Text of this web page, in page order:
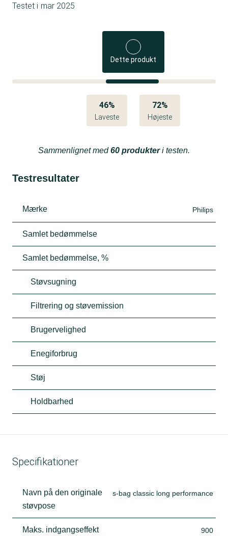
Testet i mar 2025
Dette produkt
46%
Laveste
72%
Højeste
Sammenlignet med60 produkteri testen.
Testresultater
Mærke Philips
Samlet bedømmelse
Samlet bedømmelse, %
Støvsugning
Filtrering og støvemission
Brugervelighed
Enegiforbrug
Støj
Holdbarhed
Specifikationer
Navn på den originale
støvpose
s-bag classic long performance
Maks. indgangseffekt 900